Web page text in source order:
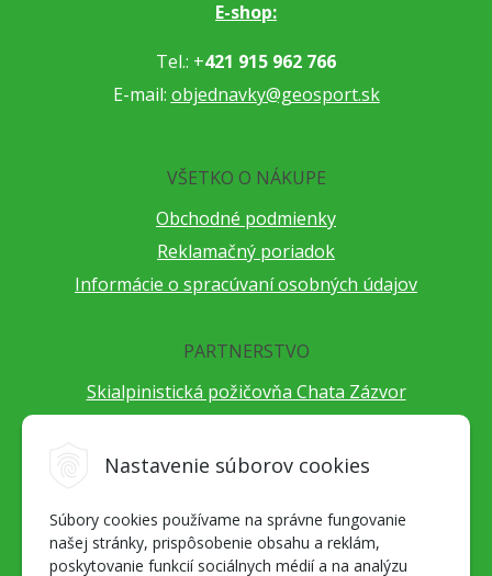
Nastavenie súborov cookies
Súbory cookies používame na správne fungovanie
našej stránky, prispôsobenie obsahu a reklám,
poskytovanie funkcií sociálnych médií a na analýzu
E-shop:
Tel.: +421 915 962 766
E-mail: objednavky@geosport.sk
VŠETKO O NÁKUPE
Obchodné podmienky
Reklamačný poriadok
Informácie o spracúvaní osobných údajov
PARTNERSTVO
Skialpinistická požičovňa Chata Zázvor
Cestovateľský festival Cestou necestou
Alpenverein Slovensko
Hore-dole Derešom